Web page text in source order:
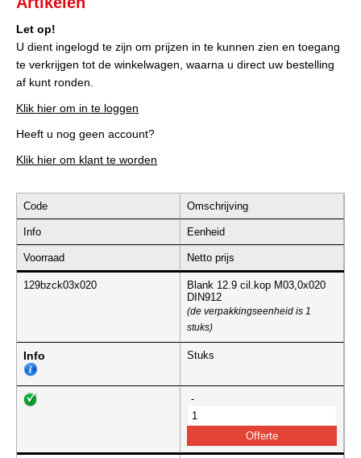
Let op!
U dient ingelogd te zijn om prijzen in te kunnen zien en toegang
te verkrijgen tot de winkelwagen, waarna u direct uw bestelling
af kunt ronden.
Klik hier om in te loggen
Heeft u nog geen account?
Klik hier om klant te worden
Code Omschrijving
Info Eenheid
Voorraad Netto prijs
129bzck03x020
Blank 12.9 cil.kop M03,0x020
DIN912
(de verpakkingseenheid is 1
stuks)
Info Stuks
-